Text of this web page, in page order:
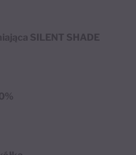
SILENT SHADE